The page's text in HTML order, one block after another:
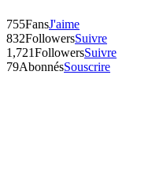
755FansJ'aime
832FollowersSuivre
1,721FollowersSuivre
79AbonnésSouscrire